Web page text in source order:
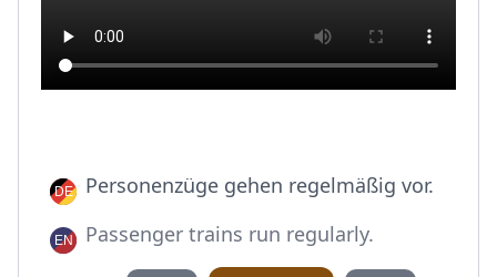
Personenzüge gehen regelmäßig vor.
Passenger trains run regularly.